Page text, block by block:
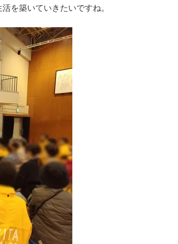
を築いていきたいですね。